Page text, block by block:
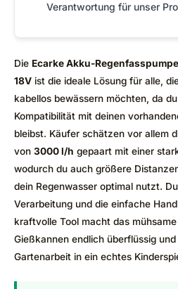
Verantwortung für unser
Die Ecarke Akku-
18V ist die ideale Lösung für alle,
kabellos bewässern möchten, da
Kompatibilität mit deinen
bleibst. Käufer schätzen vor allem
von 3000 l/h gepaart mit einer
wodurch du auch größere
dein Regenwasser optimal nutzt.
Verarbeitung und die einfache
kraftvolle Tool macht das
Gießkannen endlich überflüssig
Gartenarbeit in ein echtes